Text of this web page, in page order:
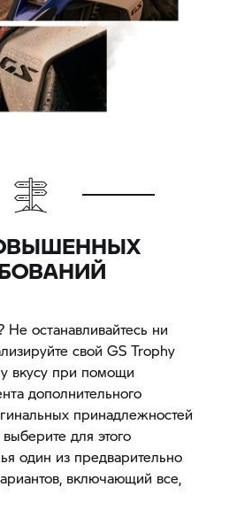
Не останавливайтесь ни
свойGS Trophy
вкусу при помощи
дополнительного
принадлежностей
для этого
один из предварительно
включающий все,